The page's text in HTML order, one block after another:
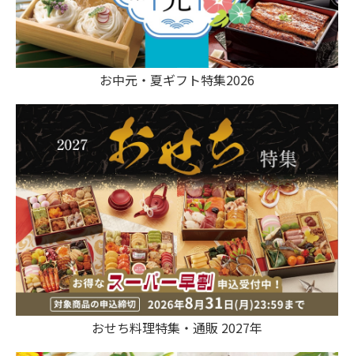
お中元・夏ギフト特集2026
おせち料理特集・通販 2027年